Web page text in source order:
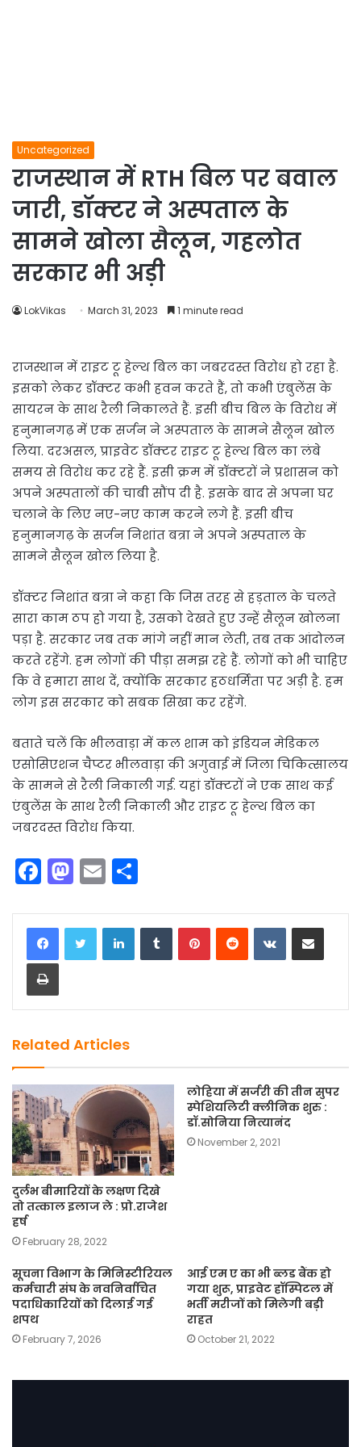
Uncategorized
राजस्थान में RTH बिल पर बवाल
जारी, डॉक्टर ने अस्पताल के
सामने खोला सैलून, गहलोत
सरकार भी अड़ी
LokVikas March 31, 2023 1 minute read
राजस्थान में राइट टू हेल्थ बिल का जबरदस्त विरोध हो रहा है.
इसको लेकर डॉक्टर कभी हवन करते हैं, तो कभी एंबुलेंस के
सायरन के साथ रैली निकालते हैं. इसी बीच बिल के विरोध में
हनुमानगढ़ में एक सर्जन ने अस्पताल के सामने सैलून खोल
लिया. दरअसल, प्राइवेट डॉक्टर राइट टू हेल्थ बिल का लंबे
समय से विरोध कर रहे हैं. इसी क्रम में डॉक्टरों ने प्रशासन को
अपने अस्पतालों की चाबी सौंप दी है. इसके बाद से अपना घर
चलाने के लिए नए-नए काम करने लगे हैं. इसी बीच
हनुमानगढ़ के सर्जन निशांत बत्रा ने अपने अस्पताल के
सामने सैलून खोल लिया है.
डॉक्टर निशांत बत्रा ने कहा कि जिस तरह से हड़ताल के चलते
सारा काम ठप हो गया है, उसको देखते हुए उन्हें सैलून खोलना
पड़ा है. सरकार जब तक मांगे नहीं मान लेती, तब तक आंदोलन
करते रहेंगे. हम लोगों की पीड़ा समझ रहे हैं. लोगों को भी चाहिए
कि वे हमारा साथ दें, क्योंकि सरकार हठधर्मिता पर अड़ी है. हम
लोग इस सरकार को सबक सिखा कर रहेंगे.
बताते चलें कि भीलवाड़ा में कल शाम को इंडियन मेडिकल
एसोसिएशन चैप्टर भीलवाड़ा की अगुवाई में जिला चिकित्सालय
के सामने से रैली निकाली गई. यहां डॉक्टरों ने एक साथ कई
एंबुलेंस के साथ रैली निकाली और राइट टू हेल्थ बिल का
जबरदस्त विरोध किया.
F
a
c
e
b
o
k
M
a
st
o
o
E
m
ai ar
LinkedInTumblrPinterestReddit VKontakteShare via Email
Print
Related Articles
दुर्लभ बीमारियों के लक्षण दिखे
तो तत्काल इलाज ले : प्रो.राजेश
हर्ष
February 28, 2022
लोहिया में सर्जरी की तीन सुपर
स्पेशियलिटी क्लीनिक शुरु :
डॉ.सोनिया नित्यानंद
November 2, 2021
सूचना विभाग के मिनिस्टीरियल
कर्मचारी संघ के नवनिर्वाचित
पदाधिकारियों को दिलाई गई
शपथ
February 7, 2026
आई एम ए का भी ब्लड बैंक हो
गया शुरू, प्राइवेट हॉस्पिटल में
भर्ती मरीजों को मिलेगी बड़ी
राहत
October 21, 2022